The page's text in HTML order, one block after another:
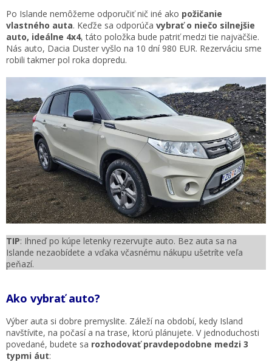
Po Islande nemôžeme odporučiť nič iné ako požičanie
vlastného auta. Keďže sa odporúča vybrať o niečo silnejšie
auto, ideálne 4x4, táto položka bude patriť medzi tie najväčšie.
Nás auto, Dacia Duster vyšlo na 10 dní 980 EUR. Rezerváciu sme
robili takmer pol roka dopredu.
TIP: Ihneď po kúpe letenky rezervujte auto. Bez auta sa na
Islande nezaobídete a vďaka včasnému nákupu ušetríte veľa
peňazí.
Ako vybrať auto?
Výber auta si dobre premyslite. Záleží na období, kedy Island
navštívite, na počasí a na trase, ktorú plánujete. V jednoduchosti
povedané, budete sa rozhodovať pravdepodobne medzi 3
typmi áut: